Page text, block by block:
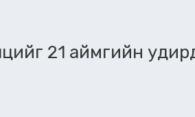
21 аймгийн